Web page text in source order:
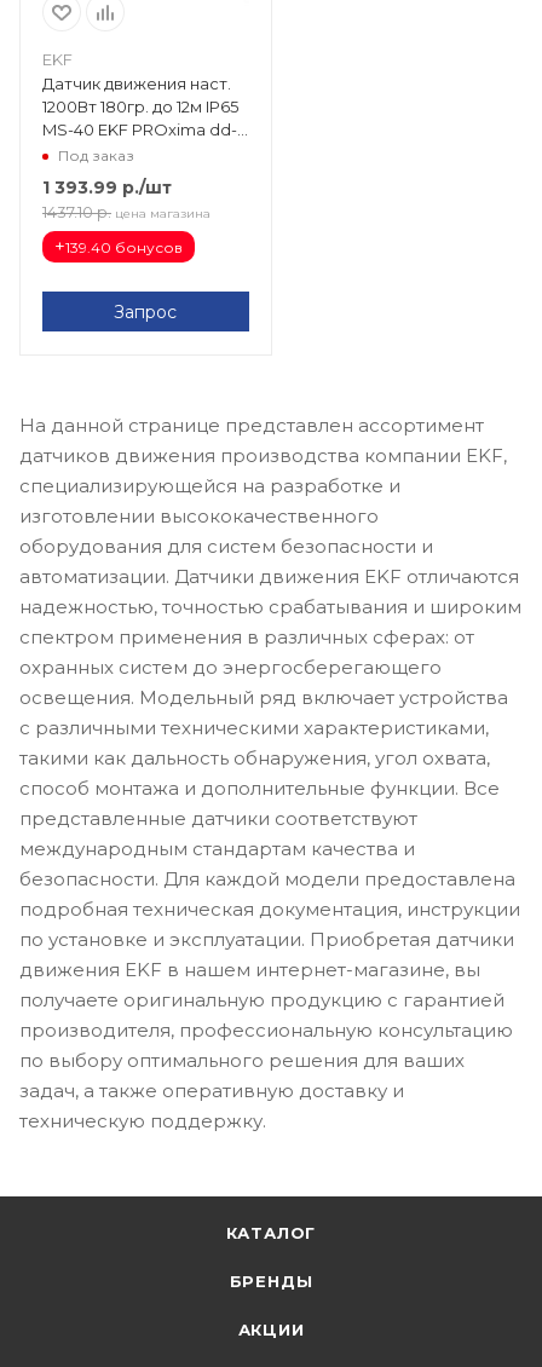
EKF
Датчик движения наст.
1200Вт 180гр. до 12м IP65
MS-40 EKF PROxima dd-
ms-40
Под заказ
1 393.99 р./шт
1437.10 р. цена магазина
+139.40 бонусов
Запрос
На данной странице представлен ассортимент
датчиков движения производства компании EKF,
специализирующейся на разработке и
изготовлении высококачественного
оборудования для систем безопасности и
автоматизации. Датчики движения EKF отличаются
надежностью, точностью срабатывания и широким
спектром применения в различных сферах: от
охранных систем до энергосберегающего
освещения. Модельный ряд включает устройства
с различными техническими характеристиками,
такими как дальность обнаружения, угол охвата,
способ монтажа и дополнительные функции. Все
представленные датчики соответствуют
международным стандартам качества и
безопасности. Для каждой модели предоставлена
подробная техническая документация, инструкции
по установке и эксплуатации. Приобретая датчики
движения EKF в нашем интернет-магазине, вы
получаете оригинальную продукцию с гарантией
производителя, профессиональную консультацию
по выбору оптимального решения для ваших
задач, а также оперативную доставку и
техническую поддержку.
КАТАЛОГ
БРЕНДЫ
АКЦИИ